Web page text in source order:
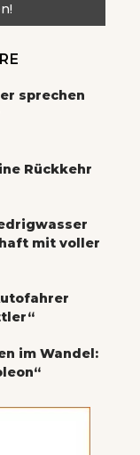
sprechen
Rückkehr
mit voller
im Wandel: